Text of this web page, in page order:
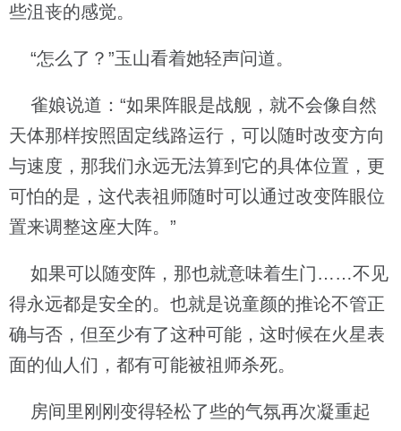
些沮丧的感觉。
“怎么了？”玉山看着她轻声问道。
雀娘说道：“如果阵眼是战舰，就不会像自然
天体那样按照固定线路运行，可以随时改变方向
与速度，那我们永远无法算到它的具体位置，更
可怕的是，这代表祖师随时可以通过改变阵眼位
置来调整这座大阵。”
如果可以随变阵，那也就意味着生门……不见
得永远都是安全的。也就是说童颜的推论不管正
确与否，但至少有了这种可能，这时候在火星表
面的仙人们，都有可能被祖师杀死。
房间里刚刚变得轻松了些的气氛再次凝重起